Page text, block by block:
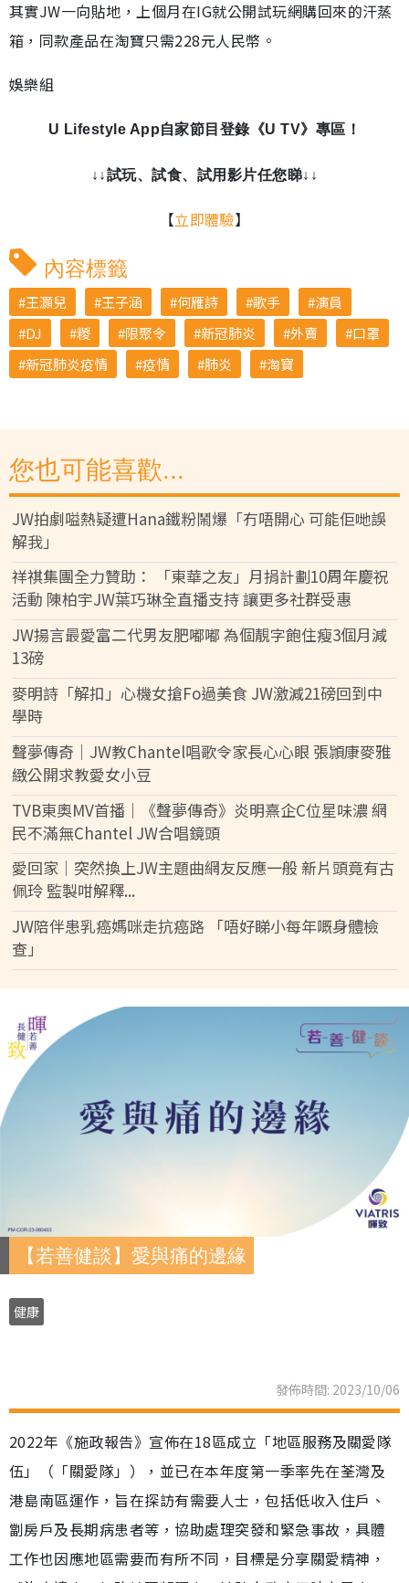
其實JW一向貼地，上個月在IG就公開試玩網購回來的汗蒸
箱，同款產品在淘寶只需228元人民幣。
娛樂組
U Lifestyle App自家節目登錄《U TV》專區！
↓↓試玩、試食、試用影片任您睇↓↓
【立即體驗】
內容標籤
王灝兒 王子涵 何雁詩 歌手
演員
DJ
糉 限聚令 新冠肺炎 外賣
口罩
新冠肺炎疫情
疫情 肺炎 淘寶
您也可能喜歡...
JW拍劇嗌熱疑遭Hana鐵粉鬧爆「冇唔開心 可能佢哋誤
解我」
祥祺集團全力贊助： 「東華之友」月捐計劃10周年慶祝
活動 陳柏宇JW葉巧琳全直播支持 讓更多社群受惠
JW揚言最愛富二代男友肥嘟嘟 為個靚字飽住瘦3個月減
13磅
麥明詩「解扣」心機女搶Fo過美食 JW激減21磅回到中
學時
聲夢傳奇│JW教Chantel唱歌令家長心心眼 張頴康麥雅
緻公開求教愛女小豆
TVB東奧MV首播｜《聲夢傳奇》炎明熹企C位星味濃 網
民不滿無Chantel JW合唱鏡頭
愛回家│突然換上JW主題曲網友反應一般 新片頭竟有古
佩玲 監製咁解釋...
JW陪伴患乳癌媽咪走抗癌路 「唔好睇小每年嘅身體檢
查」
【若善健談】愛與痛的邊緣
健康
發佈時間: 2023/10/06
2022年《施政報告》宣佈在18區成立「地區服務及關愛隊
伍」（「關愛隊」），並已在本年度第一季率先在荃灣及
港島南區運作，旨在探訪有需要人士，包括低收入住戶、
劏房戶及長期病患者等，協助處理突發和緊急事故，具體
工作也因應地區需要而有所不同，目標是分享關愛精神，